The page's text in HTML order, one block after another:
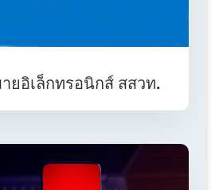
ยอิเล็กทรอนิกส์ สสวท.